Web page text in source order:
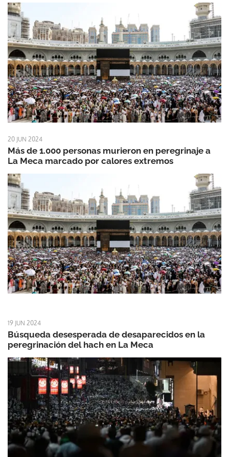
20 JUN 2024
Más de 1.000 personas murieron en peregrinaje a
La Meca marcado por calores extremos
19 JUN 2024
Búsqueda desesperada de desaparecidos en la
peregrinación del hach en La Meca